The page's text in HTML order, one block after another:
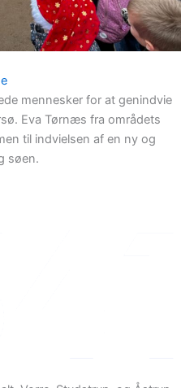
mennesker for at genindvie
Eva Tørnæs fra områdets
til indvielsen af en ny og
søen.